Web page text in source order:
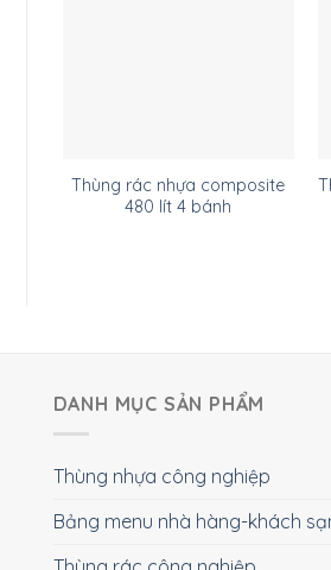
Thùng rác nhựa composite
480 lít 4 bánh
DANH MỤC SẢN PHẨM
Thùng nhựa công nghiệp
Bảng menu nhà hàng-khách